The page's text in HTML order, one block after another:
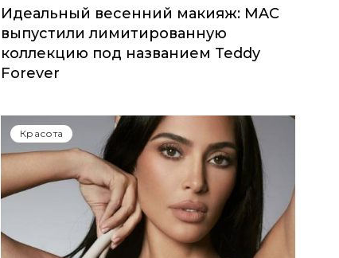
Идеальный весенний макияж: MAC
выпустили лимитированную
коллекцию под названием Teddy
Forever
Красота